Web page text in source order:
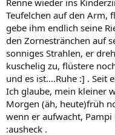
Teufelchen auf den Arm,
gebe ihm endlich seine
den Zornestränchen auf
sonniges Strahlen, er
kuschelig zu, flüstere
und es ist....Ruhe :] . Seit
Ich glaube, mein kleiner
Morgen (äh, heute)früh
wenn er aufwacht,
:ausheck .